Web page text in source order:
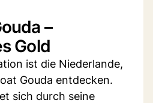
–
Gold
ist die Niederlande,
Gouda entdecken.
sich durch seine